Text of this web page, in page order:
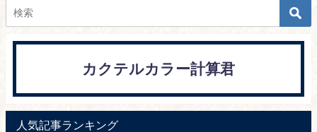
カクテルカラー計算君
人気記事ランキング